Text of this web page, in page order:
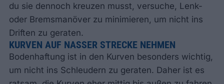
du sie dennoch kreuzen musst, versuche, Lenk-
oder Bremsmanöver zu minimieren, um nicht ins
Driften zu geraten.
KURVEN AUF NASSER STRECKE NEHMEN
Bodenhaftung ist in den Kurven besonders wichtig,
um nicht ins Schleudern zu geraten. Daher ist es